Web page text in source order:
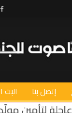
إتصل بنا البث